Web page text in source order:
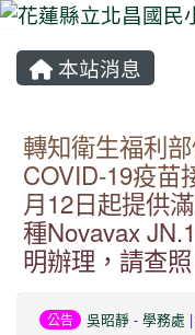
本站消息
轉知衛生福利
COVID-19疫苗
月12日起提供
種Novavax
明辦理，請查照
公告 吳昭靜 - 學務處